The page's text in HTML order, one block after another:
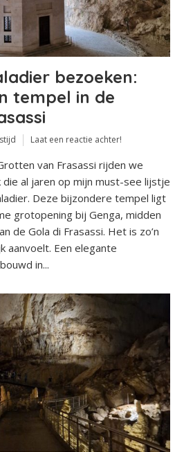
bezoeken:
tempel in de
Laat een reactie achter!
van Frasassi rijden we
al jaren op mijn must-see lijstje
Deze bijzondere tempel ligt
grotopening bij Genga, midden
de Gola di Frasassi. Het is zo’n
aanvoelt. Een elegante
in...